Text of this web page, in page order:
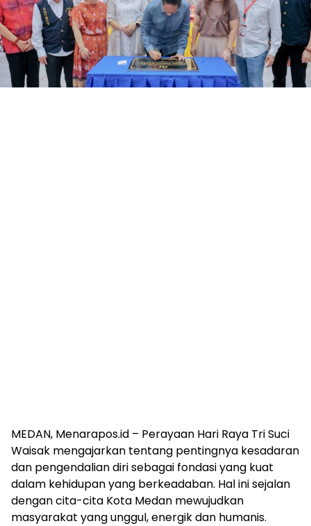
MEDAN, Menarapos.id – Perayaan Hari Raya Tri Suci
Waisak mengajarkan tentang pentingnya kesadaran
dan pengendalian diri sebagai fondasi yang kuat
dalam kehidupan yang berkeadaban. Hal ini sejalan
dengan cita-cita Kota Medan mewujudkan
masyarakat yang unggul, energik dan humanis.